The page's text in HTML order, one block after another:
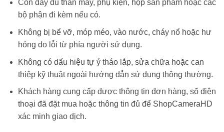
Còn đầy đủ thân máy, phụ kiện, hộp sản phẩm hoặc các
bộ phận đi kèm nếu có.
Không bị bể vỡ, móp méo, vào nước, cháy nổ hoặc hư
hỏng do lỗi từ phía người sử dụng.
Không có dấu hiệu tự ý tháo lắp, sửa chữa hoặc can
thiệp kỹ thuật ngoài hướng dẫn sử dụng thông thường.
Khách hàng cung cấp được thông tin đơn hàng, số điện
thoại đã đặt mua hoặc thông tin đủ để ShopCameraHD
xác minh giao dịch.